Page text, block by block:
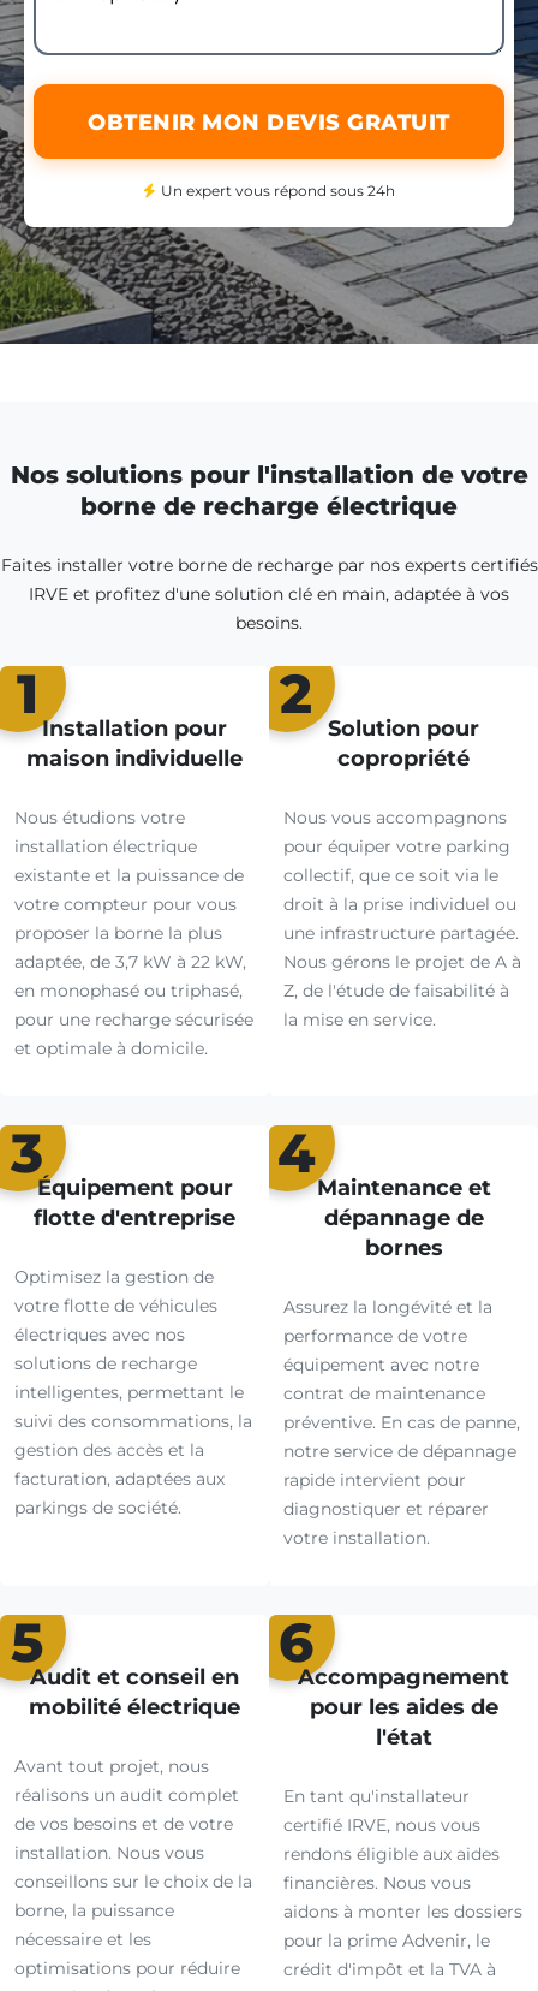
OBTENIR MON DEVIS GRATUIT
Un expert vous répond sous 24h
Nos solutions pour l'installation de votre
borne de recharge électrique
Faites installer votre borne de recharge par nos experts certifiés
IRVE et profitez d'une solution clé en main, adaptée à vos
besoins.
1
Installation pour
maison individuelle
Nous étudions votre
installation électrique
existante et la puissance de
votre compteur pour vous
proposer la borne la plus
adaptée, de 3,7 kW à 22 kW,
en monophasé ou triphasé,
pour une recharge sécurisée
et optimale à domicile.
2
Solution pour
copropriété
Nous vous accompagnons
pour équiper votre parking
collectif, que ce soit via le
droit à la prise individuel ou
une infrastructure partagée.
Nous gérons le projet de A à
Z, de l'étude de faisabilité à
la mise en service.
3
Équipement pour
flotte d'entreprise
Optimisez la gestion de
votre flotte de véhicules
électriques avec nos
solutions de recharge
intelligentes, permettant le
suivi des consommations, la
gestion des accès et la
facturation, adaptées aux
parkings de société.
4
Maintenance et
dépannage de
bornes
Assurez la longévité et la
performance de votre
équipement avec notre
contrat de maintenance
préventive. En cas de panne,
notre service de dépannage
rapide intervient pour
diagnostiquer et réparer
votre installation.
5
Audit et conseil en
mobilité électrique
Avant tout projet, nous
réalisons un audit complet
de vos besoins et de votre
installation. Nous vous
conseillons sur le choix de la
borne, la puissance
nécessaire et les
optimisations pour réduire
6
Accompagnement
pour les aides de
l'état
En tant qu'installateur
certifié IRVE, nous vous
rendons éligible aux aides
financières. Nous vous
aidons à monter les dossiers
pour la prime Advenir, le
crédit d'impôt et la TVA à